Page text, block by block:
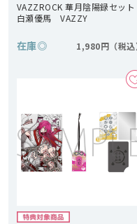
VAZZROCK 華月陰陽録セッ
白瀬優馬 VAZZY
在庫◎ 1,980円